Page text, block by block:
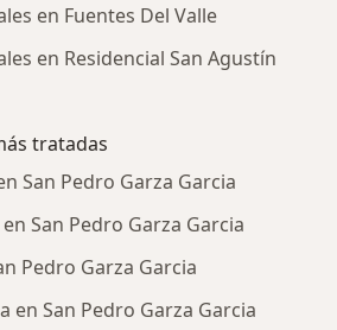
en Fuentes Del Valle
en Residencial San Agustín
tratadas
San Pedro Garza Garcia
San Pedro Garza Garcia
Pedro Garza Garcia
en San Pedro Garza Garcia